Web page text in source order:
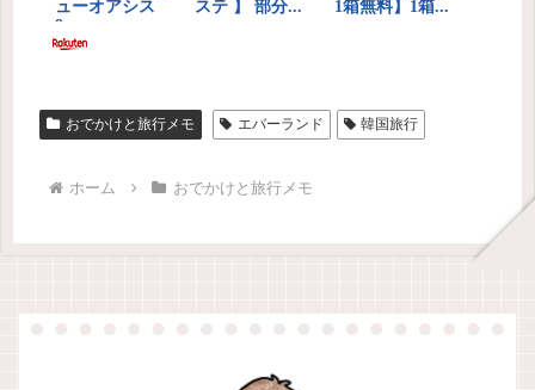
おでかけと旅行メモ エバーランド 韓国旅行
ホーム おでかけと旅行メモ